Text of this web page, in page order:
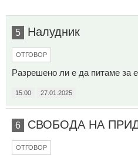
5 Налудник
ОТГОВОР
Разрешено ли е да питаме за
15:00 27.01.2025
6 СВОБОДА НА
ОТГОВОР